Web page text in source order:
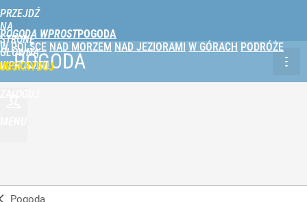
PRZEJDŹ
NA
STRONĘ
GŁÓWNĄ
WPROST.PL
POGODA WPROST
W POLSCE NAD MORZEM NAD JEZIORAMI W GÓRACH PODRÓŻE
POGODA
Pogoda